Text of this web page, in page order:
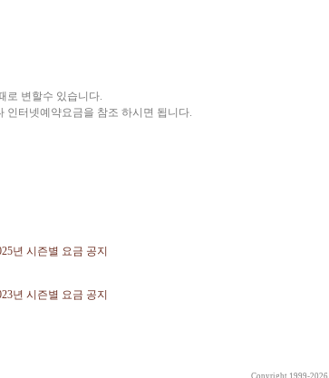
로 변할수 있습니다.
인터넷예약요금을 참조 하시면 됩니다.
년 시즌별 요금 공지
년 시즌별 요금 공지
Copyright 1999-2026